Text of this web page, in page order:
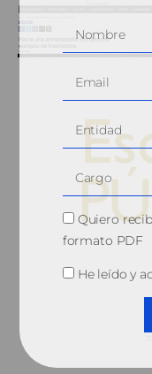
©
Quiero
formato PDF
He leído y